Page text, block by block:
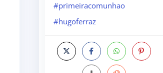
#primeiracomunhao
#hugoferraz